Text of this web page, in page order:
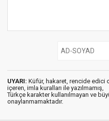
UYARI: Küfür, hakaret, rencide edici
içeren, imla kuralları ile yazılmamış,
Türkçe karakter kullanılmayan ve
onaylanmamaktadır.